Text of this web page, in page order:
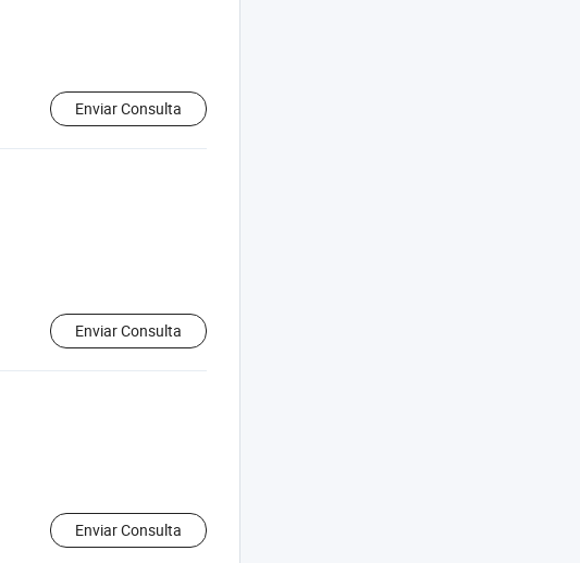
Enviar Consulta
Enviar Consulta
Enviar Consulta